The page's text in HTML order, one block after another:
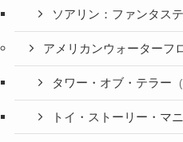
ソアリン：ファンタス
アメリカンウォーターフ
タワー・オブ・テラー
トイ・ストーリー・マ